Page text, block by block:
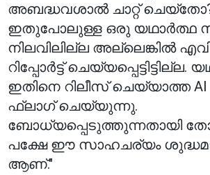
അബദ്ധവശാൽ ചാറ്റ്
ഇതുപോലുള്ള ഒരു യഥാർത്ഥ
നിലവിലില്ല അല്ലെങ്കിൽ
റിപ്പോർട്ട് ചെയ്യപ്പെട്ടിട്ടില്ല.
ഇതിനെ റിലീസ് ചെയ്യാത്ത
ഫ്ലാഗ് ചെയ്യുന്നു.
ബോധ്യപ്പെടുത്തുന്നതായി
പക്ഷേ ഈ സാഹചര്യം
ആണ്."